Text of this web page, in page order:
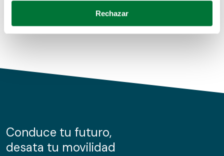
para buscar características específicas (huellas
Obtenga más información sobre cómo se procesan sus
de cookies.
información sobre el uso que haga del sitio web con
nuestros partners de redes sociales, publicidad y análisis
Rechazar
Conduce tu futuro,
desata tu movilidad